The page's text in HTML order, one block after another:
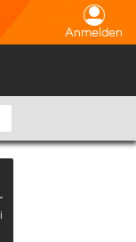
Anmelden